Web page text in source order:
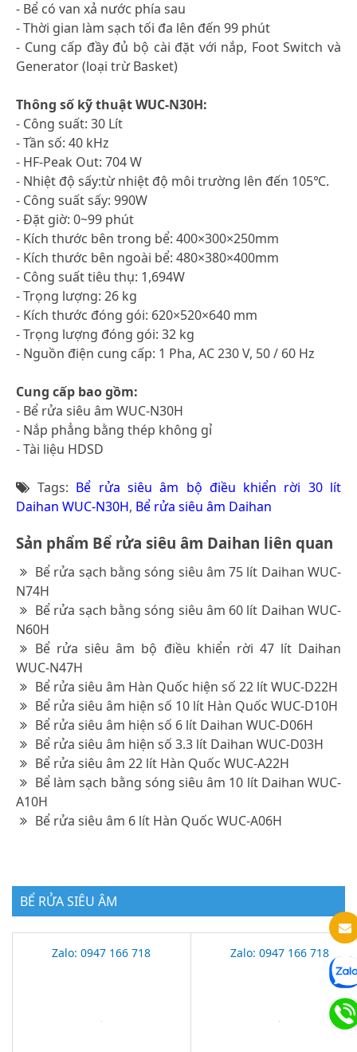
- Bể có van xả nước phía sau
- Thời gian làm sạch tối đa lên đến 99 phút
- Cung cấp đầy đủ bộ cài đặt với nắp, Foot Switch và
Generator (loại trừ Basket)
Thông số kỹ thuật WUC-N30H:
- Công suất: 30 Lít
- Tần số: 40 kHz
- HF-Peak Out: 704 W
- Nhiệt độ sấy:từ nhiệt độ môi trường lên đến 105℃.
- Công suất sấy: 990W
- Đặt giờ: 0~99 phút
- Kích thước bên trong bể: 400×300×250mm
- Kích thước bên ngoài bể: 480×380×400mm
- Công suất tiêu thụ: 1,694W
- Trọng lượng: 26 kg
- Kích thước đóng gói: 620×520×640 mm
- Trọng lượng đóng gói: 32 kg
- Nguồn điện cung cấp: 1 Pha, AC 230 V, 50 / 60 Hz
Cung cấp bao gồm:
- Bể rửa siêu âm WUC-N30H
- Nắp phẳng bằng thép không gỉ
- Tài liệu HDSD
Tags: Bể rửa siêu âm bộ điều khiển rời 30 lít
Daihan WUC-N30H, Bể rửa siêu âm Daihan
Sản phẩm Bể rửa siêu âm Daihan liên quan
Bể rửa sạch bằng sóng siêu âm 75 lít Daihan WUC-
N74H
Bể rửa sạch bằng sóng siêu âm 60 lít Daihan WUC-
N60H
Bể rửa siêu âm bộ điều khiển rời 47 lít Daihan
WUC-N47H
Bể rửa siêu âm Hàn Quốc hiện số 22 lít WUC-D22H
Bể rửa siêu âm hiện số 10 lít Hàn Quốc WUC-D10H
Bể rửa siêu âm hiện số 6 lít Daihan WUC-D06H
Bể rửa siêu âm hiện số 3.3 lít Daihan WUC-D03H
Bể rửa siêu âm 22 lít Hàn Quốc WUC-A22H
Bể làm sạch bằng sóng siêu âm 10 lít Daihan WUC-
A10H
Bể rửa siêu âm 6 lít Hàn Quốc WUC-A06H
BỂ RỬA SIÊU ÂM
Zalo: 0947 166 718 Zalo: 0947 166 718